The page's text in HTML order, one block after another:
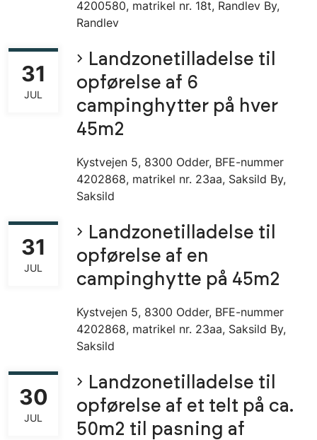
4200580, matrikel nr. 18t, Randlev By,
Randlev
Landzonetilladelse til
opførelse af 6
campinghytter på hver
45m2
31
JUL
Kystvejen 5, 8300 Odder, BFE-nummer
4202868, matrikel nr. 23aa, Saksild By,
Saksild
Landzonetilladelse til
opførelse af en
campinghytte på 45m2
31
JUL
Kystvejen 5, 8300 Odder, BFE-nummer
4202868, matrikel nr. 23aa, Saksild By,
Saksild
Landzonetilladelse til
opførelse af et telt på ca.
50m2 til pasning af
30
JUL